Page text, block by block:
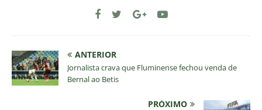
ANTERIOR
Jornalista crava que Fluminense fechou venda de
Bernal ao Betis
PRÓXIMO